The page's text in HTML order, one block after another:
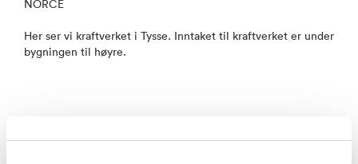
NORCE
Her ser vi kraftverket i Tysse. Inntaket til kraftverket er under
bygningen til høyre.